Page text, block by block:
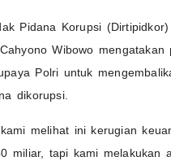
Pidana Korupsi
Wibowo mengatakan
Polri untuk
dikorupsi.
melihat ini kerugian
miliar, tapi kami melakukan